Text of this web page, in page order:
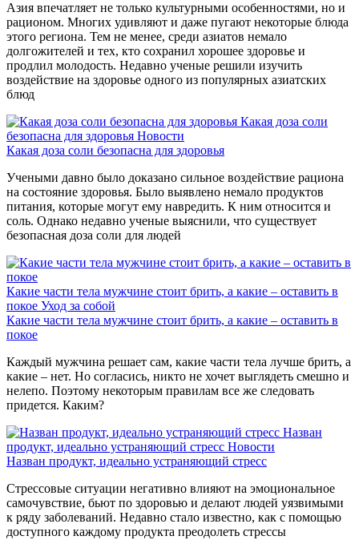
Азия впечатляет не только культурными особенностями, но и
рационом. Многих удивляют и даже пугают некоторые блюда
этого региона. Тем не менее, среди азиатов немало
долгожителей и тех, кто сохранил хорошее здоровье и
продлил молодость. Недавно ученые решили изучить
воздействие на здоровье одного из популярных азиатских
блюд
Какая доза соли
безопасна для здоровья Новости
Какая доза соли безопасна для здоровья
Учеными давно было доказано сильное воздействие рациона
на состояние здоровья. Было выявлено немало продуктов
питания, которые могут ему навредить. К ним относится и
соль. Однако недавно ученые выяснили, что существует
безопасная доза соли для людей
Какие части тела мужчине стоит брить, а какие – оставить в
покое Уход за собой
Какие части тела мужчине стоит брить, а какие – оставить в
покое
Каждый мужчина решает сам, какие части тела лучше брить, а
какие – нет. Но согласись, никто не хочет выглядеть смешно и
нелепо. Поэтому некоторым правилам все же следовать
придется. Каким?
Назван
продукт, идеально устраняющий стресс Новости
Назван продукт, идеально устраняющий стресс
Стрессовые ситуации негативно влияют на эмоциональное
самочувствие, бьют по здоровью и делают людей уязвимыми
к ряду заболеваний. Недавно стало известно, как с помощью
доступного каждому продукта преодолеть стрессы